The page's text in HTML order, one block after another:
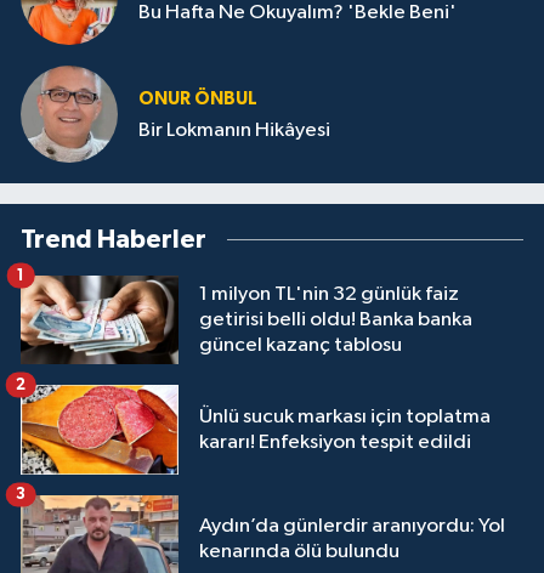
Bu Hafta Ne Okuyalım? 'Bekle Beni'
ONUR ÖNBUL
Bir Lokmanın Hikâyesi
Trend Haberler
1 milyon TL'nin 32 günlük faiz
getirisi belli oldu! Banka banka
güncel kazanç tablosu
1
Ünlü sucuk markası için toplatma
kararı! Enfeksiyon tespit edildi
2
Aydın’da günlerdir aranıyordu: Yol
kenarında ölü bulundu
3